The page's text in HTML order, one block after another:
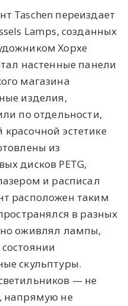
Taschen переиздает
Lamps, созданных
Хорхе
настенные панели
магазина
изделия,
по отдельности,
эстетике
из
дисков PETG,
и расписал
расположен таким
в разных
оживлял лампы,
скульптуры.
— не
напрямую не